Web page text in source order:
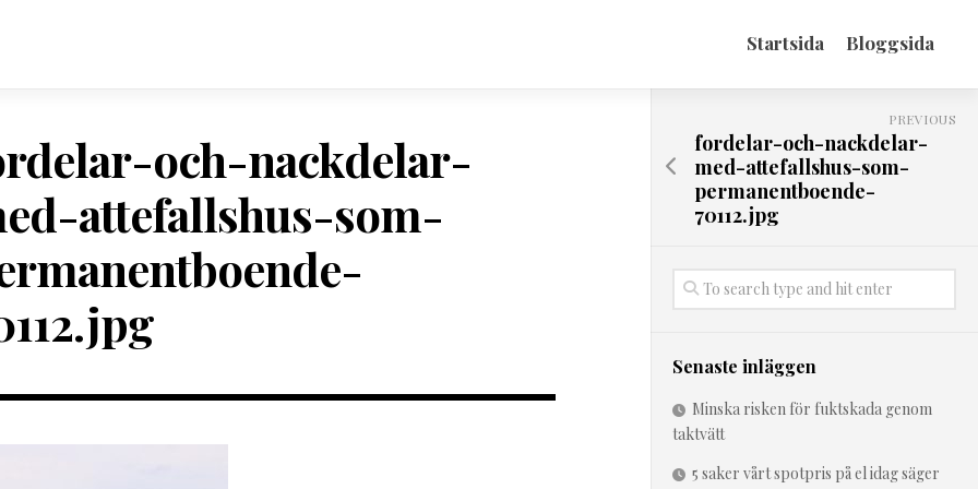
Startsida Bloggsida
och-nackdelar-
attefallshus-som-
PREVIOUS
fordelar-och-nackdelar-
med-attefallshus-som-
permanentboende-
70112.jpg
Senaste inläggen
Minska risken för fuktskada genom
taktvätt
5 saker vårt spotpris på el idag säger